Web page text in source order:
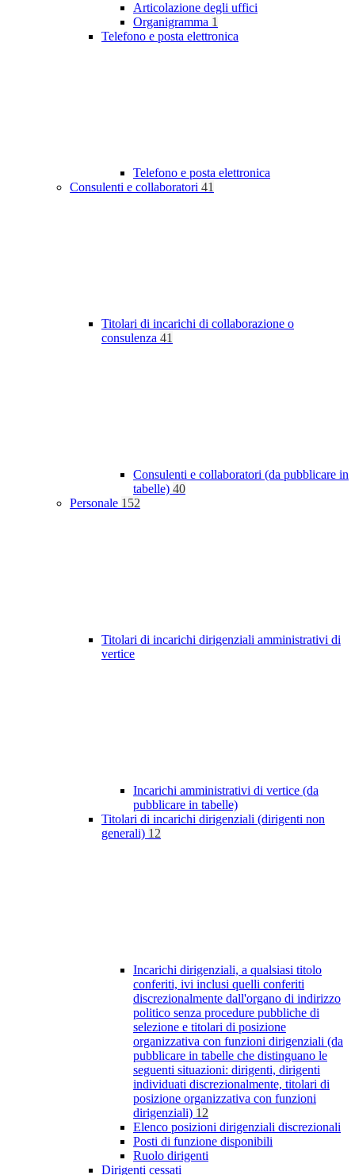
Articolazione degli uffici
Organigramma 1
Telefono e posta elettronica
Telefono e posta elettronica
Consulenti e collaboratori 41
Titolari di incarichi di collaborazione o
consulenza 41
Consulenti e collaboratori (da pubblicare in
tabelle) 40
Personale 152
Titolari di incarichi dirigenziali amministrativi di
vertice
Incarichi amministrativi di vertice (da
pubblicare in tabelle)
Titolari di incarichi dirigenziali (dirigenti non
generali) 12
Incarichi dirigenziali, a qualsiasi titolo
conferiti, ivi inclusi quelli conferiti
discrezionalmente dall'organo di indirizzo
politico senza procedure pubbliche di
selezione e titolari di posizione
organizzativa con funzioni dirigenziali (da
pubblicare in tabelle che distinguano le
seguenti situazioni: dirigenti, dirigenti
individuati discrezionalmente, titolari di
posizione organizzativa con funzioni
dirigenziali) 12
Elenco posizioni dirigenziali discrezionali
Posti di funzione disponibili
Ruolo dirigenti
Dirigenti cessati